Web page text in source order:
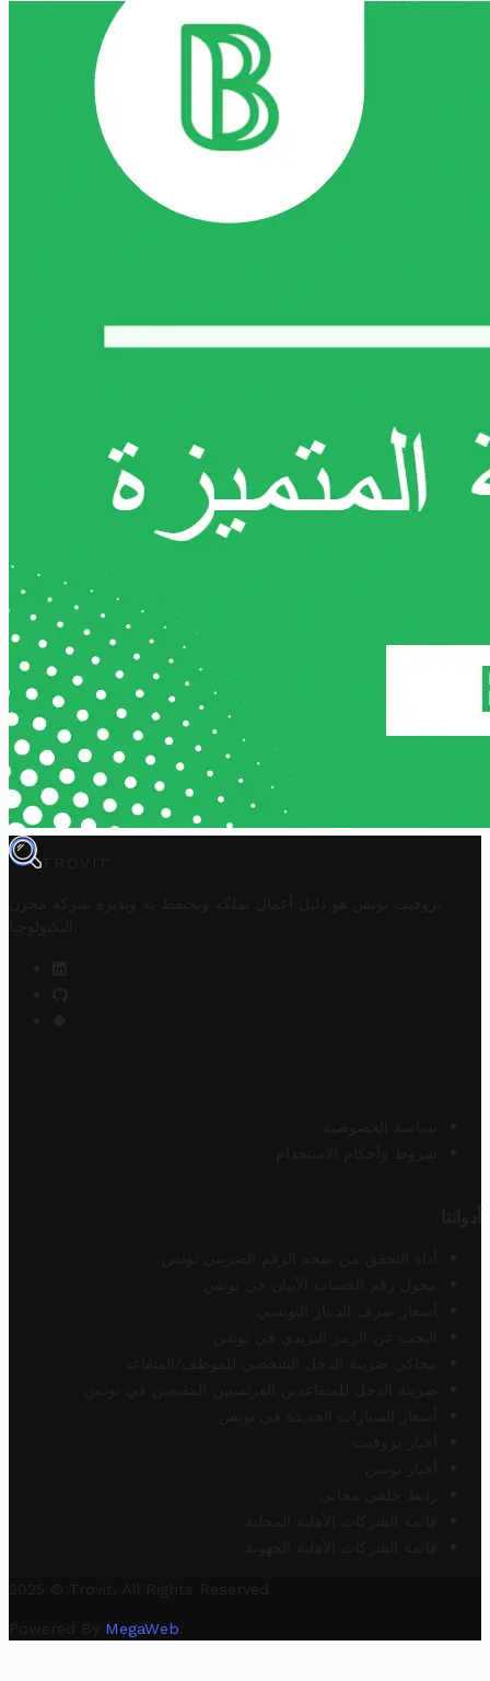
TROVIT
تروفيت تونس هو دليل أعمال تملكه وتحتفظ به وتديره
شركة مخزن
التكنولوجيا
سياسة الخصوصية
شروط وأحكام الاستخدام
أدواتنا
أداة التحقق من صحة الرقم الضريبي تونس
محول رقم الحساب الآيبان في تونس
أسعار صرف الدينار التونسي
البحث عن الرمز البريدي في تونس
محاكي ضريبة الدخل الشخصي للموظف/المتقاعد
ضريبة الدخل للمتقاعدين الفرنسيين المقيمين في تونس
أسعار السيارات الجديدة في تونس
أخبار تروفيت
أخبار تونس
رابط خلفي مجاني
قائمة الشركات الأهلية المحلية
قائمة الشركات الأهلية الجهوية
2025 © Trovit. All Rights Reserved.
Powered By MegaWeb